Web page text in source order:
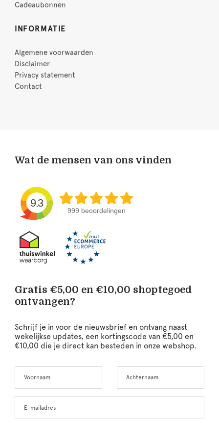
Cadeaubonnen
INFORMATIE
Algemene voorwaarden
Disclaimer
Privacy statement
Contact
Wat de mensen van ons vinden
9.3
999 beoordelingen
Gratis €5,00 en €10,00 shoptegoed
ontvangen?
Schrijf je in voor de nieuwsbrief en ontvang naast
wekelijkse updates, een kortingscode van €5,00 en
€10,00 die je direct kan besteden in onze webshop.
this